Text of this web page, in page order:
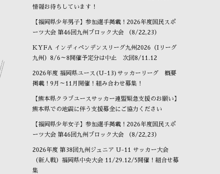
情報お待ちしています！
【福岡県少年男子】参加選手掲載！2026年度国民スポ
ーツ大会 第46回九州ブロック大会 （8/22,23）
KYFA インディペンデンスリーグ九州2026（Iリーグ
九州）8/6～8開催予定分は中止 次回8/11.12
2026年度 福岡県ユース(U-13)サッカーリーグ 概要
掲載！9月～11月開催！組み合わせ募集！
【熊本県クラブユースサッカー連盟緊急支援のお願い】
熊本県での地震に伴う支援募金にご協力ください
【福岡県少年女子】参加選手掲載！2026年度国民スポ
ーツ大会 第46回九州ブロック大会 （8/22,23）
2026年度 第38回九州ジュニア U-11 サッカー大会
（新人戦）福岡県中央大会 11/29.12/5開催！組合せ募
集